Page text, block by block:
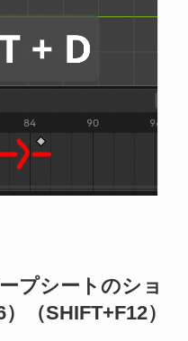
プシートのショ
（SHIFT+F12）